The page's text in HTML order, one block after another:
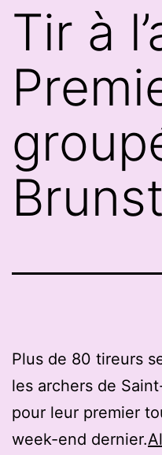
Tir à
Plus de 80 tireurs
les archers de
pour leur premier
week-end dernier.